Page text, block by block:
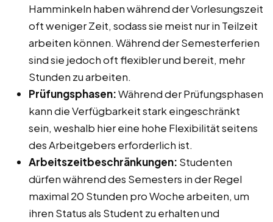
Hamminkeln haben während der Vorlesungszeit
oft weniger Zeit, sodass sie meist nur in Teilzeit
arbeiten können. Während der Semesterferien
sind sie jedoch oft flexibler und bereit, mehr
Stunden zu arbeiten.
Prüfungsphasen:Während der Prüfungsphasen
kann die Verfügbarkeit stark eingeschränkt
sein, weshalb hier eine hohe Flexibilität seitens
des Arbeitgebers erforderlich ist.
Arbeitszeitbeschränkungen: Studenten
dürfen während des Semesters in der Regel
maximal 20 Stunden pro Woche arbeiten, um
ihren Status als Student zu erhalten und